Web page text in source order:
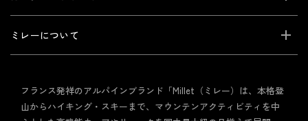
ミレーについて
フランス発祥のアルパインブランド「Millet（ミレー）は、本格登
山からハイキング・スキーまで、マウンテンアクティビティを中